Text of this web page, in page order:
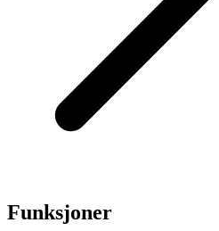
Funksjoner